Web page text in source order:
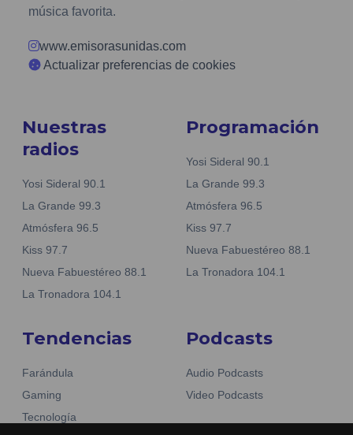
música favorita.
www.emisorasunidas.com
Actualizar preferencias de cookies
Nuestras
radios
Yosi Sideral 90.1
La Grande 99.3
Atmósfera 96.5
Kiss 97.7
Nueva Fabuestéreo 88.1
La Tronadora 104.1
Programación
Yosi Sideral 90.1
La Grande 99.3
Atmósfera 96.5
Kiss 97.7
Nueva Fabuestéreo 88.1
La Tronadora 104.1
Tendencias
Farándula
Gaming
Tecnología
Podcasts
Audio Podcasts
Video Podcasts